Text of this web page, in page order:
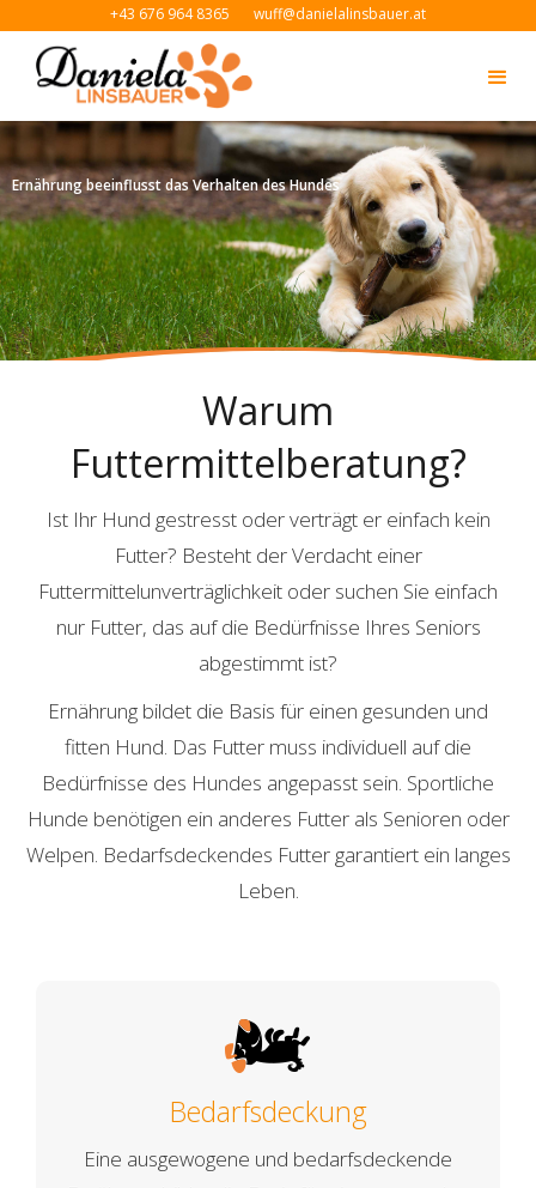
+43 676 964 8365 wuff@danielalinsbauer.at
Ernährung beeinflusst das Verhalten des Hundes
Warum
Futtermittelberatung?
Ist Ihr Hund gestresst oder verträgt er einfach kein
Futter? Besteht der Verdacht einer
Futtermittelunverträglichkeit oder suchen Sie einfach
nur Futter, das auf die Bedürfnisse Ihres Seniors
abgestimmt ist?
Ernährung bildet die Basis für einen gesunden und
fitten Hund. Das Futter muss individuell auf die
Bedürfnisse des Hundes angepasst sein. Sportliche
Hunde benötigen ein anderes Futter als Senioren oder
Welpen. Bedarfsdeckendes Futter garantiert ein langes
Leben.
Bedarfsdeckung
Eine ausgewogene und bedarfsdeckende